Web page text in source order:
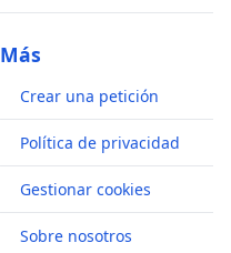
Más
Crear una petición
Política de privacidad
Gestionar cookies
Sobre nosotros